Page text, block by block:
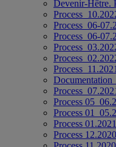
Devenir-Hêtre.
Process_06-
Process_06-
Process_11.2021
Process
Process
Process 01.2021
Process 12.2020